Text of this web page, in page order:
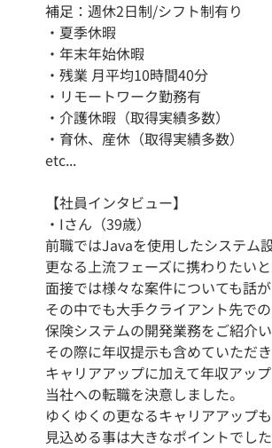
補足：週休2日制/シフト制有り
・夏季休暇
・年末年始休暇
・残業 月平均10時間40分
・リモートワーク勤務有
・介護休暇（取得実績多数）
・育休、産休（取得実績多数）
etc...
【社員インタビュー】
・Iさん（39歳）
前職ではJavaを使用したシステム
更なる上流フェーズに携わりたい
面接では様々な案件についても話
その中でも大手クライアント先での
保険システムの開発業務をご紹介
その際に年収提示も含めていただ
キャリアアップに加えて年収アッ
当社への転職を決意しました。
ゆくゆくの更なるキャリアアップも
見込める事は大きなポイントでし